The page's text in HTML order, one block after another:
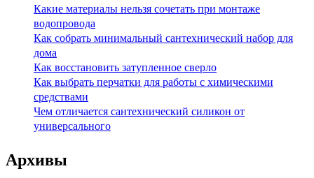
Какие материалы нельзя сочетать при монтаже
водопровода
Как собрать минимальный сантехнический набор для
дома
Как восстановить затупленное сверло
Как выбрать перчатки для работы с химическими
средствами
Чем отличается сантехнический силикон от
универсального
Архивы